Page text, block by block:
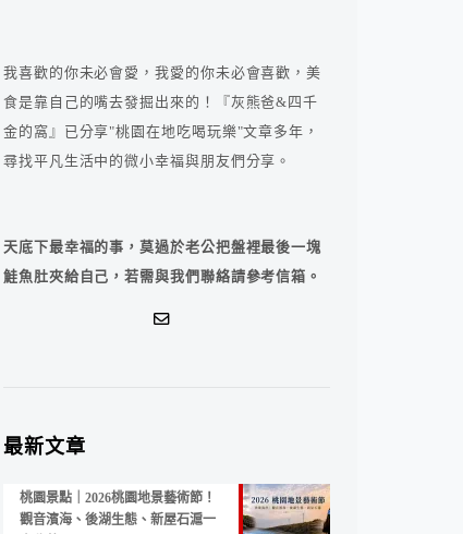
我喜歡的你未必會愛，我愛的你未必會喜歡，美
食是靠自己的嘴去發掘出來的！『灰熊爸&四千
金的窩』已分享"桃園在地吃喝玩樂"文章多年，
尋找平凡生活中的微小幸福與朋友們分享。
天底下最幸福的事，莫過於老公把盤裡最後一塊
鮭魚肚夾給自己，若需與我們聯絡請參考信箱。
最新文章
桃園景點｜2026桃園地景藝術節！
觀音濱海、後湖生態、新屋石滬一